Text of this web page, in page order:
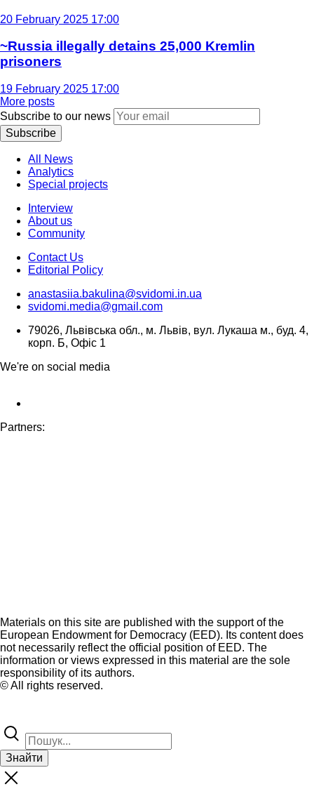
20 February 2025 17:00
~Russia illegally detains 25,000 Kremlin
prisoners
19 February 2025 17:00
More posts
Subscribe to our news
Subscribe
All News
Analytics
Special projects
Interview
About us
Community
Contact Us
Editorial Policy
anastasiia.bakulina@svidomi.in.ua
svidomi.media@gmail.com
79026, Львівська обл., м. Львів, вул. Лукаша м., буд. 4,
корп. Б, Офіс 1
We're on social media
Partners:
Materials on this site are published with the support of the
European Endowment for Democracy (EED). Its content does
not necessarily reflect the official position of EED. The
information or views expressed in this material are the sole
responsibility of its authors.
© All rights reserved.
Знайти